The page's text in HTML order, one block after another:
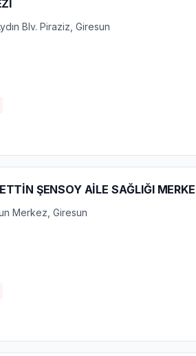
Blv. Piraziz, Giresun
ŞENSOY AİLE SAĞLIĞI
Merkez, Giresun